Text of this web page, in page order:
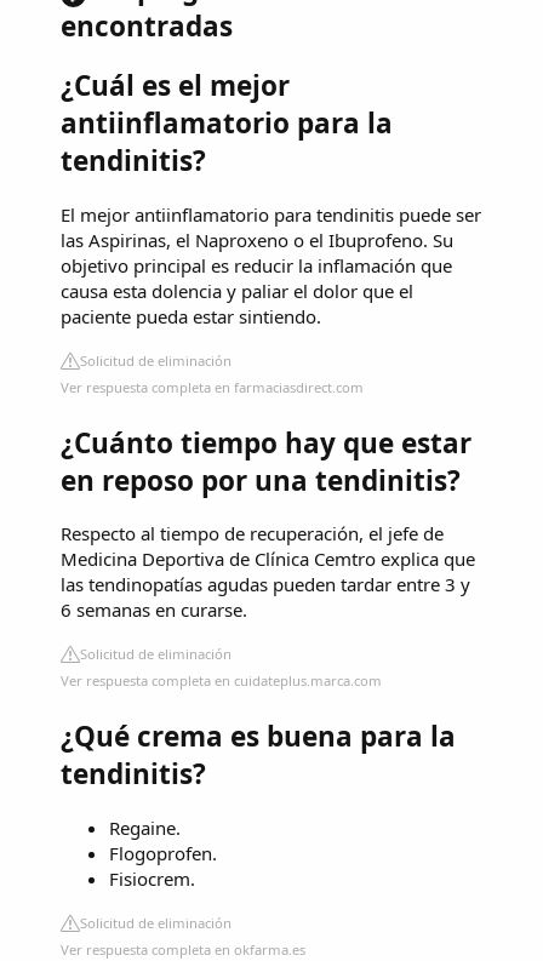
encontradas
¿Cuál es el mejor
antiinflamatorio para la
tendinitis?
El mejor antiinflamatorio para tendinitis puede ser
las Aspirinas, el Naproxeno o el Ibuprofeno. Su
objetivo principal es reducir la inflamación que
causa esta dolencia y paliar el dolor que el
paciente pueda estar sintiendo.
Solicitud de eliminación
Ver respuesta completa en farmaciasdirect.com
¿Cuánto tiempo hay que estar
en reposo por una tendinitis?
Respecto al tiempo de recuperación, el jefe de
Medicina Deportiva de Clínica Cemtro explica que
las tendinopatías agudas pueden tardar entre 3 y
6 semanas en curarse.
Solicitud de eliminación
Ver respuesta completa en cuidateplus.marca.com
¿Qué crema es buena para la
tendinitis?
Regaine.
Flogoprofen.
Fisiocrem.
Solicitud de eliminación
Ver respuesta completa en okfarma.es